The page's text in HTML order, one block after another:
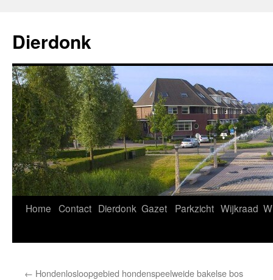
de
inhoud
Dierdonk
Home Contact Dierdonk Gazet Parkzicht Wijkraad
← Hondenlosloopgebied hondenspeelweide bakelse bos